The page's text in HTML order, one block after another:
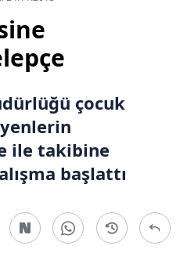
çocuk
ile takibine
başlattı